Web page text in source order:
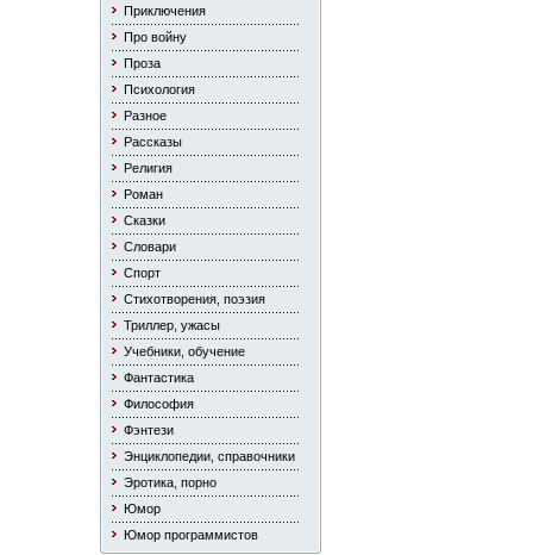
Приключения
Про войну
Проза
Психология
Разное
Рассказы
Религия
Роман
Сказки
Словари
Спорт
Стихотворения, поэзия
Триллер, ужасы
Учебники, обучение
Фантастика
Философия
Фэнтези
Энциклопедии, справочники
Эротика, порно
Юмор
Юмор программистов